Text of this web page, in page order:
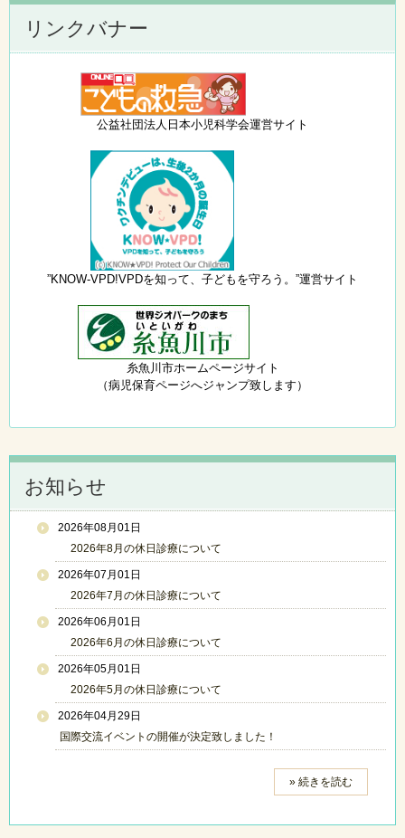
リンクバナー
公益社団法人日本小児科学会運営サイト
”KNOW-VPD!VPDを知って、子どもを守ろう。”運営サイト
糸魚川市ホームページサイト
（病児保育ページへジャンプ致します）
お知らせ
2026年08月01日
2026年8月の休日診療について
2026年07月01日
2026年7月の休日診療について
2026年06月01日
2026年6月の休日診療について
2026年05月01日
2026年5月の休日診療について
2026年04月29日
国際交流イベントの開催が決定致しました！
» 続きを読む